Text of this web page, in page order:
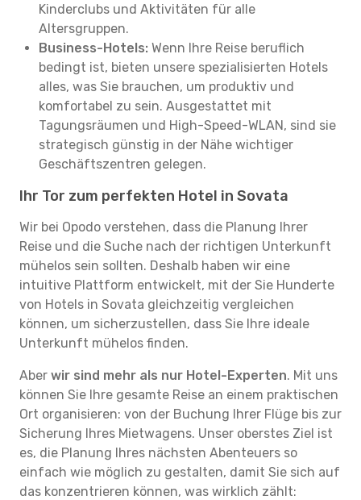
Kinderclubs und Aktivitäten für alle
Altersgruppen.
Business-Hotels: Wenn Ihre Reise beruflich
bedingt ist, bieten unsere spezialisierten Hotels
alles, was Sie brauchen, um produktiv und
komfortabel zu sein. Ausgestattet mit
Tagungsräumen und High-Speed-WLAN, sind sie
strategisch günstig in der Nähe wichtiger
Geschäftszentren gelegen.
Ihr Tor zum perfekten Hotel in Sovata
Wir bei Opodo verstehen, dass die Planung Ihrer
Reise und die Suche nach der richtigen Unterkunft
mühelos sein sollten. Deshalb haben wir eine
intuitive Plattform entwickelt, mit der Sie Hunderte
von Hotels in Sovata gleichzeitig vergleichen
können, um sicherzustellen, dass Sie Ihre ideale
Unterkunft mühelos finden.
Aber wir sind mehr als nur Hotel-Experten. Mit uns
können Sie Ihre gesamte Reise an einem praktischen
Ort organisieren: von der Buchung Ihrer Flüge bis zur
Sicherung Ihres Mietwagens. Unser oberstes Ziel ist
es, die Planung Ihres nächsten Abenteuers so
einfach wie möglich zu gestalten, damit Sie sich auf
das konzentrieren können, was wirklich zählt: